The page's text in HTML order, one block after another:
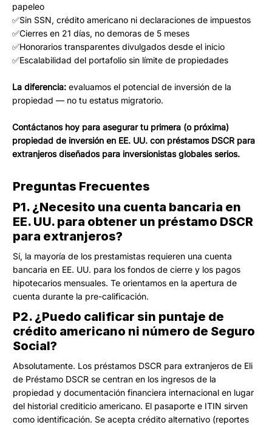
papeleo
✅Sin SSN, crédito americano ni declaraciones de impuestos
✅Cierres en 21 días, no demoras de 5 meses
✅Honorarios transparentes divulgados desde el inicio
✅Escalabilidad del portafolio sin límite de propiedades
La diferencia:evaluamos el potencial de inversión de la
propiedad — no tu estatus migratorio.
Contáctanos hoy para asegurar tu primera (o próxima)
propiedad de inversión en EE. UU. con préstamos DSCR para
extranjeros diseñados para inversionistas globales serios.
Preguntas Frecuentes
P1. ¿Necesito una cuenta bancaria en
EE. UU. para obtener un préstamo DSCR
para extranjeros?
Sí, la mayoría de los prestamistas requieren una cuenta
bancaria en EE. UU. para los fondos de cierre y los pagos
hipotecarios mensuales. Te orientamos en la apertura de
cuenta durante la pre-calificación.
P2. ¿Puedo calificar sin puntaje de
crédito americano ni número de Seguro
Social?
Absolutamente. Los préstamos DSCR para extranjeros de Eli
de Préstamo DSCR se centran en los ingresos de la
propiedad y documentación financiera internacional en lugar
del historial crediticio americano. El pasaporte e ITIN sirven
como identificación. Se acepta crédito alternativo (reportes